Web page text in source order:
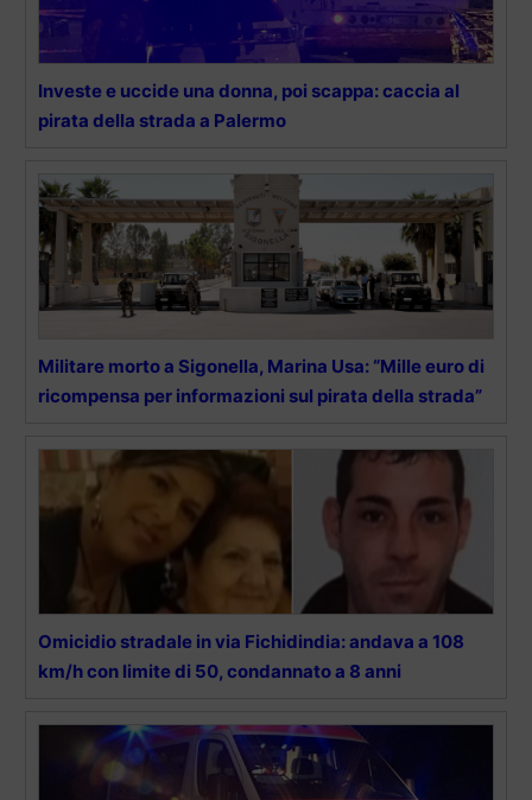
Investe e uccide una donna, poi scappa: caccia al
pirata della strada a Palermo
Militare morto a Sigonella, Marina Usa: “Mille euro di
ricompensa per informazioni sul pirata della strada”
Omicidio stradale in via Fichidindia: andava a 108
km/h con limite di 50, condannato a 8 anni